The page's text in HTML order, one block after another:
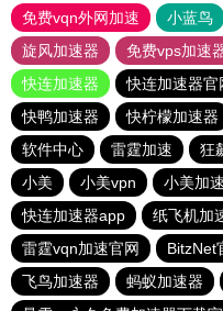
免费vqn外网加速
小蓝鸟
旋风加速器
免费vps加速
快连加速器
快连加速器官
快鸭加速器
快柠檬加速器
软件中心
雷霆加速 狂
小美
小美vpn 小美加
快连加速器app
纸飞机加
雷霆vqn加速官网
BitzNet
飞鸟加速器
蚂蚁加速器